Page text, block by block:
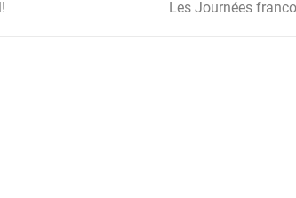
Les Journées